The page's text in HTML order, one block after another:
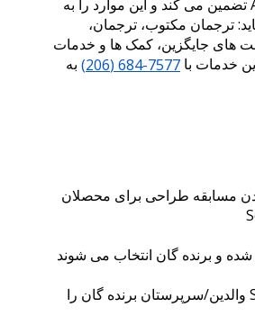
مدنی و عنوان دو از ADA تضمین می کند و این موارد را به
ترجمان مکتوب، ترجمان،
های جایگزین، کمک ها و خدمات
خدمات با 7577-684 (206)
به
مسابقه طراحی برای محصلان
و برنده گان انتخاب می شوند
: SDOT والدین/سرپرستان برنده گان را